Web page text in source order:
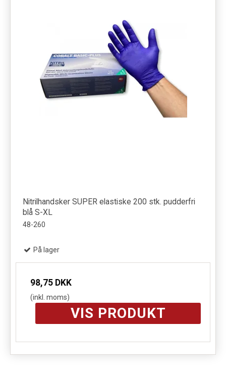
Nitrilhandsker SUPER elastiske 200 stk. pudderfri
blå S-XL
48-260
På lager
98,75 DKK
(inkl. moms)
VIS PRODUKT